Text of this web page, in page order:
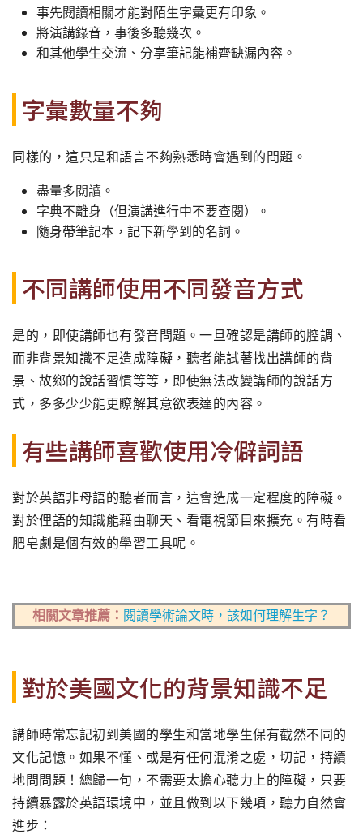
事先閱讀相關才能對陌生字彙更有印象。
將演講錄音，事後多聽幾次。
和其他學生交流、分享筆記能補齊缺漏內容。
字彙數量不夠
同樣的，這只是和語言不夠熟悉時會遇到的問題。
盡量多閱讀。
字典不離身（但演講進行中不要查閱）。
隨身帶筆記本，記下新學到的名詞。
不同講師使用不同發音方式
是的，即使講師也有發音問題。一旦確認是講師的腔調、
而非背景知識不足造成障礙，聽者能試著找出講師的背
景、故鄉的說話習慣等等，即使無法改變講師的說話方
式，多多少少能更瞭解其意欲表達的內容。
有些講師喜歡使用冷僻詞語
對於英語非母語的聽者而言，這會造成一定程度的障礙。
對於俚語的知識能藉由聊天、看電視節目來擴充。有時看
肥皂劇是個有效的學習工具呢。
相關文章推薦： 閱讀學術論文時，該如何理解生字？
對於美國文化的背景知識不足
講師時常忘記初到美國的學生和當地學生保有截然不同的
文化記憶。如果不懂、或是有任何混淆之處，切記，持續
地問問題！總歸一句，不需要太擔心聽力上的障礙，只要
持續暴露於英語環境中，並且做到以下幾項，聽力自然會
進步：